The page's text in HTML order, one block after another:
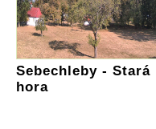
Sebechleby - Stará
hora